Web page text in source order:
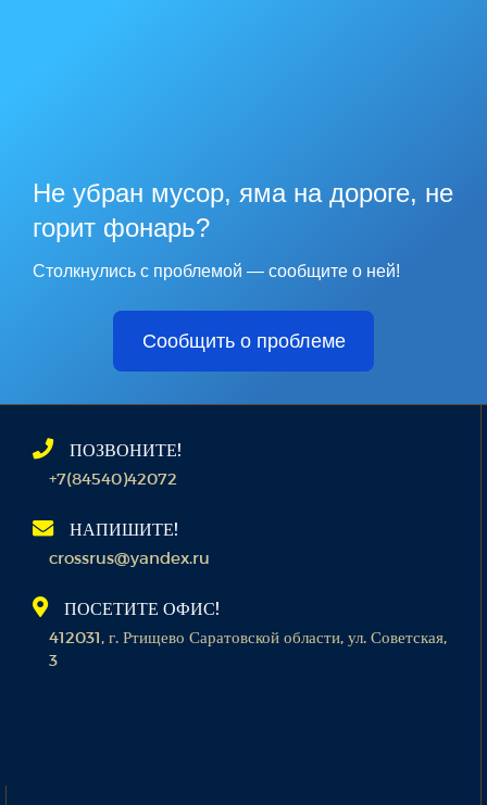
Не убран мусор, яма на дороге, не
горит фонарь?
Столкнулись с проблемой — сообщите о ней!
Сообщить о проблеме
ПОЗВОНИТЕ!
+7(84540)42072
НАПИШИТЕ!
crossrus@yandex.ru
ПОСЕТИТЕ ОФИС!
412031, г. Ртищево Саратовской области, ул. Советская,
3